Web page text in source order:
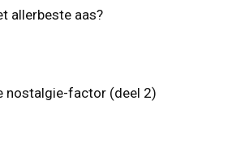
allerbeste aas?
nostalgie-factor (deel 2)